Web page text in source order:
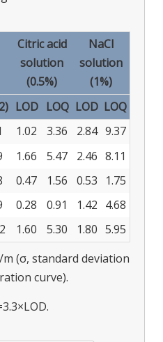
Citric acid
solution
(0.5%)
NaCl
solution
(1%)
LOD LOQ LOD LOQ
1.02 3.36 2.84 9.37
1.66 5.47 2.46 8.11
0.47 1.56 0.53
1.75
0.28 0.91 1.42 4.68
1.60 5.30 1.80 5.95
(σ, standard deviation
curve).